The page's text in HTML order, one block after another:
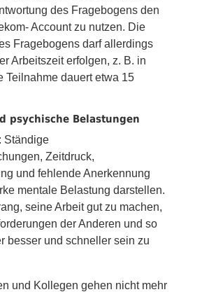
des Fragebogens den
Account zu nutzen. Die
Fragebogens darf allerdings
Arbeitszeit erfolgen, z. B. in
Teilnahme dauert etwa 15
psychische Belastungen
Ständige
Zeitdruck,
und fehlende Anerkennung
mentale Belastung darstellen.
seine Arbeit gut zu machen,
der Anderen und so
besser und schneller sein zu
und Kollegen gehen nicht mehr